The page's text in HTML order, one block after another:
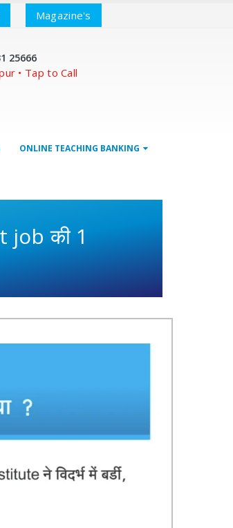
Magazine's
25666
• Tap to Call
ONLINE TEACHING BANKING
100% गॅरंटी स्टॅम्प